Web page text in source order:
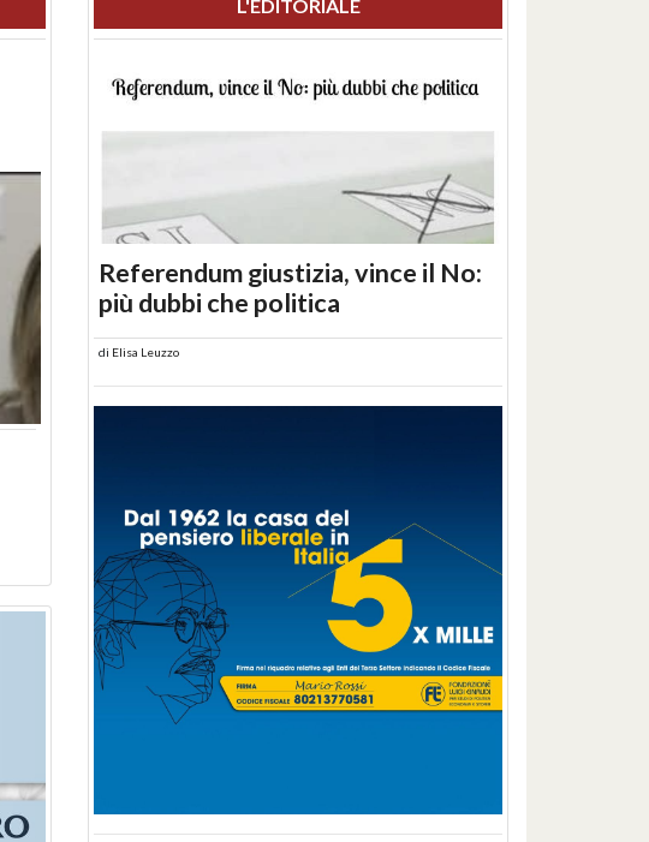
L'EDITORIALE
Referendum giustizia, vince il No:
più dubbi che politica
di Elisa Leuzzo